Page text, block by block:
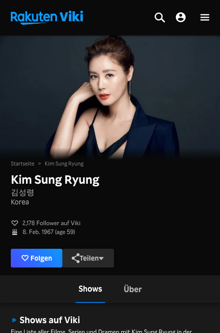
Startseite > Kim Sung Ryung
Kim Sung Ryung
김성령
Korea
2,178 Follower auf Viki
8. Feb. 1967 (age 59)
Folgen Teilen
Shows Über
Shows auf Viki